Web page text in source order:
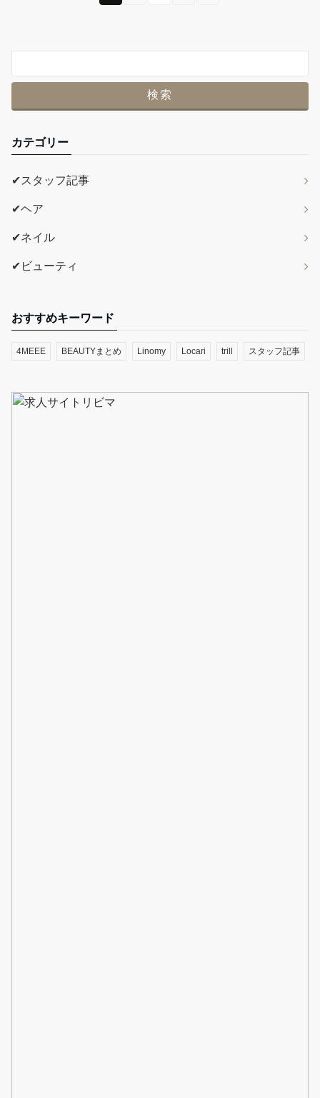
カテゴリー
✔スタッフ記事
✔ヘア
✔ネイル
✔ビューティ
おすすめキーワード
4MEEE BEAUTYまとめ Linomy Locari trill スタッフ記事